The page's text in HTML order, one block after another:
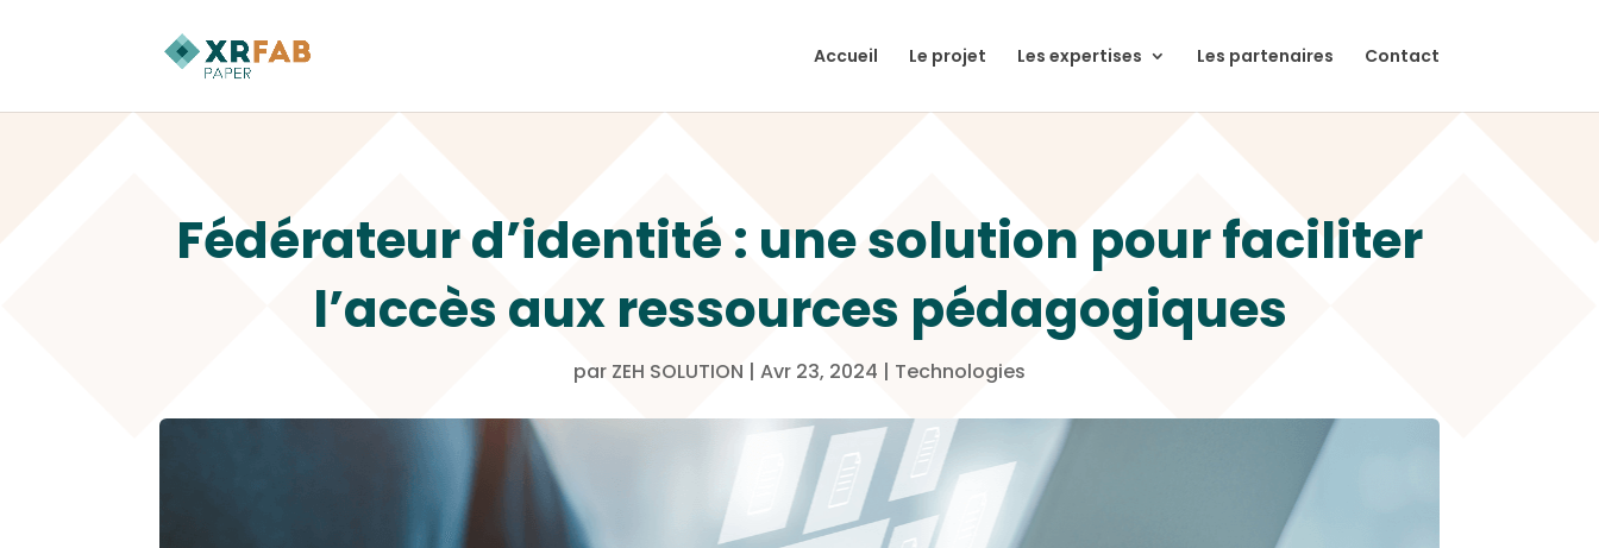
Accueil Le projet Les expertises Les partenaires Contact
Fédérateur d’identité : une solution pour faciliter
l’accès aux ressources pédagogiques
par ZEH SOLUTION | Avr 23, 2024 | Technologies